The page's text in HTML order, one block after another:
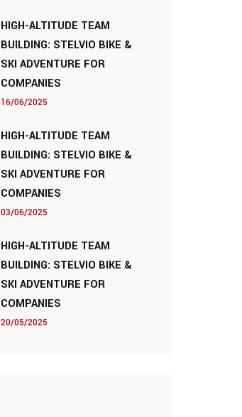
HIGH-ALTITUDE TEAM
BUILDING: STELVIO BIKE &
SKI ADVENTURE FOR
COMPANIES
16/06/2025
HIGH-ALTITUDE TEAM
BUILDING: STELVIO BIKE &
SKI ADVENTURE FOR
COMPANIES
03/06/2025
HIGH-ALTITUDE TEAM
BUILDING: STELVIO BIKE &
SKI ADVENTURE FOR
COMPANIES
20/05/2025